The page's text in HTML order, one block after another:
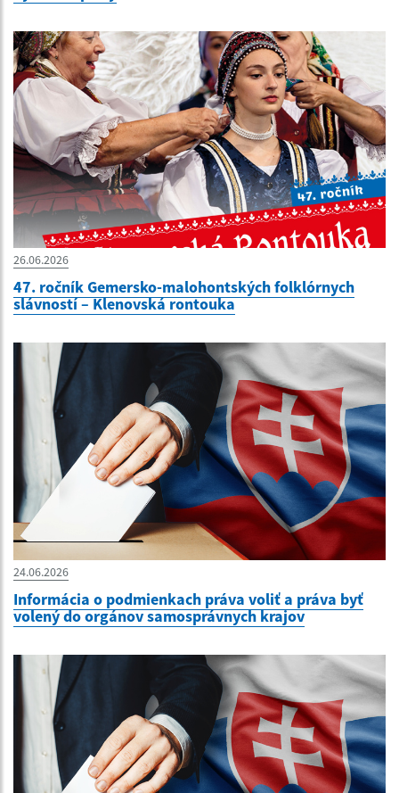
26.06.2026
47. ročník Gemersko-malohontských folklórnych
slávností – Klenovská rontouka
24.06.2026
Informácia o podmienkach práva voliť a práva byť
volený do orgánov samosprávnych krajov